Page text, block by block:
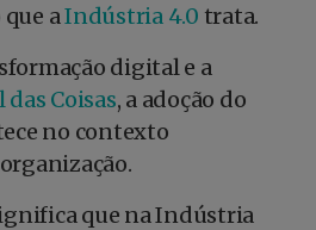
aIndústria 4.0 trata.
digital e a
Coisas, a adoção do
no contexto
que na Indústria